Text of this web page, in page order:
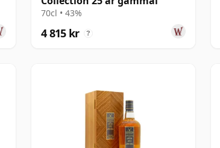
70cl • 43%
4 815 kr ?